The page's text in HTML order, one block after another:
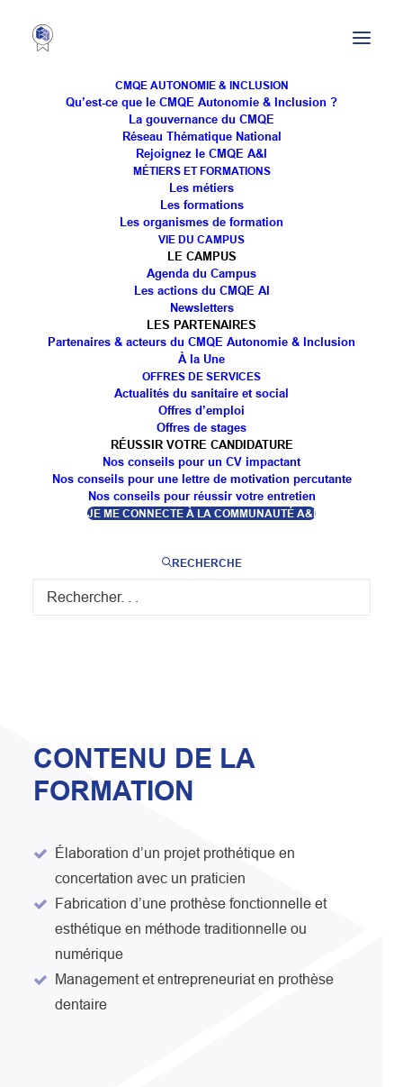
CMQE AUTONOMIE & INCLUSION
Qu’est-ce que le CMQE Autonomie & Inclusion ?
La gouvernance du CMQE
Réseau Thématique National
Rejoignez le CMQE A&I
MÉTIERS ET FORMATIONS
Les métiers
Les formations
Les organismes de formation
VIE DU CAMPUS
LE CAMPUS
Agenda du Campus
Les actions du CMQE AI
Newsletters
LES PARTENAIRES
Partenaires & acteurs du CMQE Autonomie & Inclusion
À la Une
OFFRES DE SERVICES
Actualités du sanitaire et social
Offres d’emploi
Offres de stages
RÉUSSIR VOTRE CANDIDATURE
Nos conseils pour un CV impactant
Nos conseils pour une lettre de motivation percutante
Nos conseils pour réussir votre entretien
JE ME CONNECTE À LA COMMUNAUTÉ A&I
RECHERCHE
BREVET DE TECHNICIEN SUPÉRIEUR
(BTS) – PROTHÉSISTE DENTAIRE
OBJECTIFS DE LA
FORMATION
Fabriquer des prothèses dentaires
Gérer un laboratoire
Réaliser des modèles de travail
prothèses en choisissant des techniques et des
CONTENU DE LA
FORMATION
Élaboration d’un projet prothétique en
concertation avec un praticien
Fabrication d’une prothèse fonctionnelle et
esthétique en méthode traditionnelle ou
numérique
Management et entrepreneuriat en prothèse
dentaire